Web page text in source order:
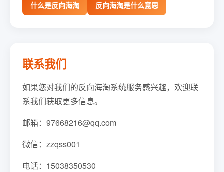
什么是反向海淘
反向海淘是什么意思
联系我们
如果您对我们的反向海淘系统服务感兴趣，欢迎联
系我们获取更多信息。
邮箱：97668216@qq.com
微信：zzqss001
电话：15038350530